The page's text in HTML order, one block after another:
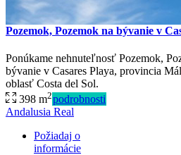
Pozemok, Pozemok na bývanie v
Ponúkame nehnuteľnosť Pozemok,
bývanie v Casares Playa, provincia
oblasť Costa del Sol.
398 m2podrobnosti
Andalusia Real
Požiadaj o
informácie